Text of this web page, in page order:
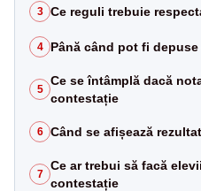
3 Ce reguli trebuie
4 Până când pot fi
5
Ce se întâmplă dacă
contestație
6 Când se afișează
7
Ce ar trebui să facă
contestație